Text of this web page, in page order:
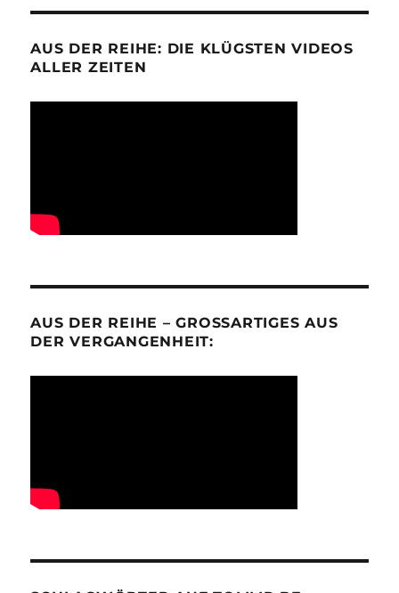
AUS DER REIHE: DIE KLÜGSTEN VIDEOS
ALLER ZEITEN
AUS DER REIHE – GROSSARTIGES AUS D
ER VERGANGENHEIT: